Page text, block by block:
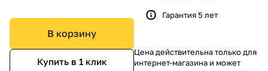
В корзину
Купить в 1 клик
Гарантия 5 лет
Цена действительна только для
интернет-магазина и может